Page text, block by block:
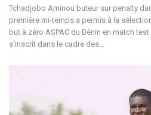
Tchadjobo Aminou buteur sur penalty
première mi-temps a permis à la
but à zéro ASPAC du Bénin en match
s'inscrit dans le cadre des…